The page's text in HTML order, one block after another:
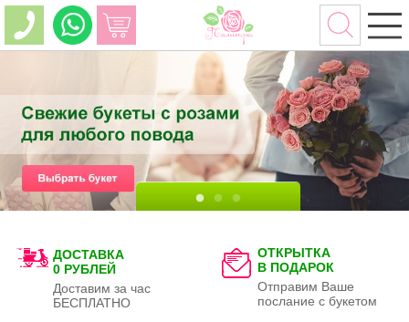
ДОСТАВКА
0 РУБЛЕЙ
Доставим за час
БЕСПЛАТНО
ОТКРЫТКА
В ПОДАРОК
Отправим Ваше
послание с букетом